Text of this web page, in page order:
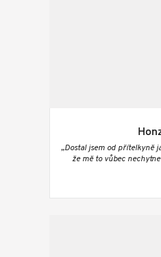
„Dostal jsem od přítelkyně
že mě to vůbec